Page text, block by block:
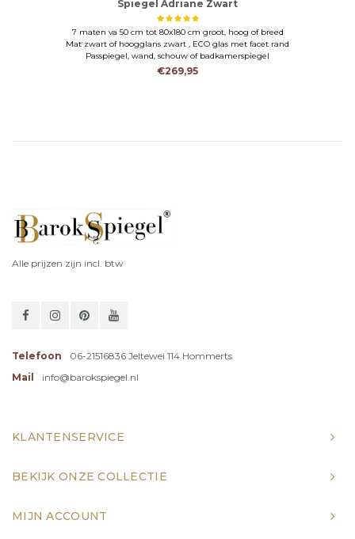
Spiegel Adriane Zwart
7 maten va 50 cm tot 80x180 cm groot, hoog of breed
Mat zwart of hoogglans zwart , ECO glas met facet rand
Passpiegel, wand, schouw of badkamerspiegel
€269,95
Alle prijzen zijn incl. btw
Telefoon
06-21516836 Jeltewei 114 Hommerts
Mail
info@barokspiegel.nl
KLANTENSERVICE
BEKIJK ONZE COLLECTIE
MIJN ACCOUNT